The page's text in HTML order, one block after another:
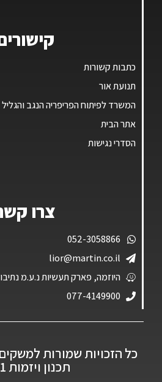
כתבות קשורות
תנועת אור
המשרד לפיתוח הפריפריה הנגב והגליל
אתר הבית
הסדרי נגישות
צרו
052-3058866
lior@martin.co.il
היוזמה, פארק תעשיות נ.ע.מ
077-4149900
כל הזכויות שמורות
תכנון ויזמות 2021